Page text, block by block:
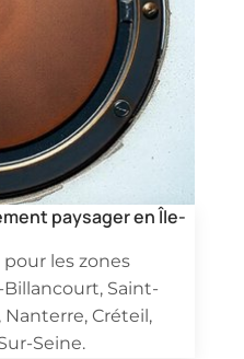
paysager en Île-
les zones
Saint-
Créteil,
Seine.